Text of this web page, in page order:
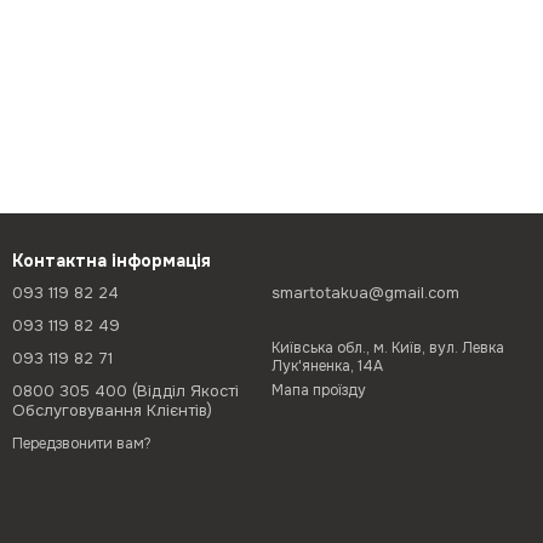
Контактна інформація
093 119 82 24
093 119 82 49
093 119 82 71
0800 305 400 (Відділ Якості
Обслуговування Клієнтів)
Передзвонити вам?
smartotakua@gmail.com
Київська обл., м. Київ, вул. Левка
Лук'яненка, 14А
Мапа проїзду